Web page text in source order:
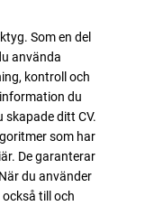
Som en del
använda
kontroll och
du
ditt CV.
som har
De garanterar
du använder
till och